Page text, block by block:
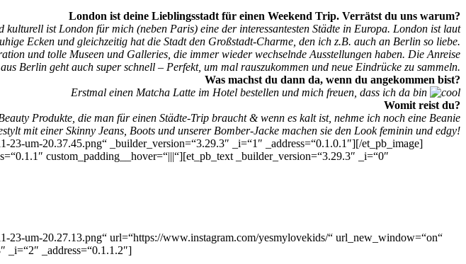
London ist deine Lieblingsstadt für einen Weekend Trip. Verrätst du uns warum?
ist London für mich (neben Paris) eine der interessantesten Städte in Europa. London ist laut
Ecken und gleichzeitig hat die Stadt den Großstadt-Charme, den ich z.B. auch an Berlin so liebe.
und tolle Museen und Galleries, die immer wieder wechselnde Ausstellungen haben. Die Anreise
aus Berlin geht auch super schnell – Perfekt, um mal rauszukommen und neue Eindrücke zu sammeln.
Was machst du dann da, wenn du angekommen bist?
Erstmal einen Matcha Latte im Hotel bestellen und mich freuen, dass ich da bin
Womit reist du?
Produkte, die man für einen Städte-Trip braucht & wenn es kalt ist, nehme ich noch eine Beanie
mit einer Skinny Jeans, Boots und unserer Bomber-Jacke machen sie den Look feminin und edgy!
um-20.37.45.png“ _builder_version=“3.29.3″ _i=“1″ _address=“0.1.0.1″][/et_pb_image]
custom_padding__hover=“|||“][et_pb_text _builder_version=“3.29.3″ _i=“0″
23-um-20.27.13.png“ url=“https://www.instagram.com/yesmylovekids/“ url_new_window=“on“
_i=“2″ _address=“0.1.1.2″]